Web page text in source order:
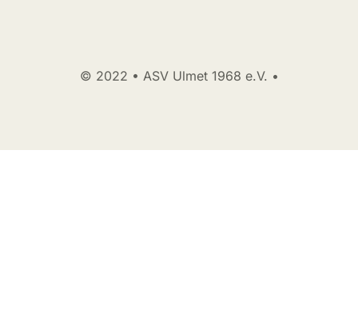
© 2022 • ASV Ulmet 1968 e.V. •